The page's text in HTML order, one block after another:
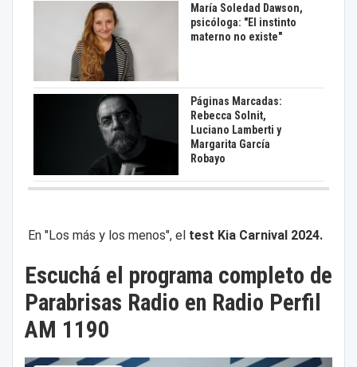
María Soledad Dawson,
psicóloga: "El instinto
materno no existe"
Páginas Marcadas:
Rebecca Solnit,
Luciano Lamberti y
Margarita García
Robayo
En "Los más y los menos", el test Kia Carnival 2024.
Escuchá el programa completo de
Parabrisas Radio en Radio Perfil
AM 1190